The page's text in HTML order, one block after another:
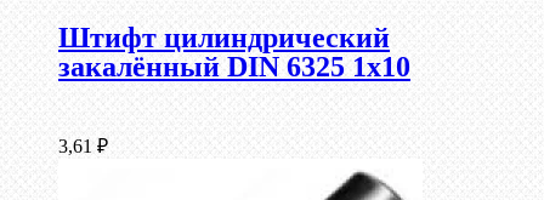
Штифт цилиндрический
закалённый DIN 6325 1х10
3,61 ₽